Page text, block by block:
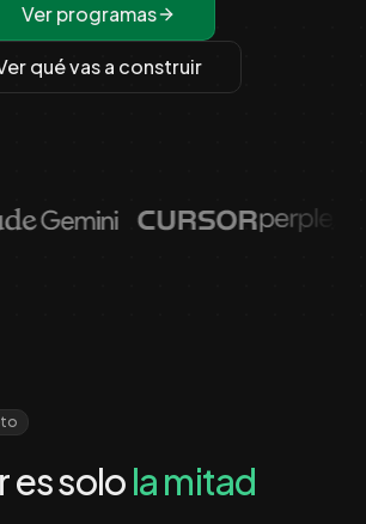
Ver programas
qué vas a construir
es solola mitad